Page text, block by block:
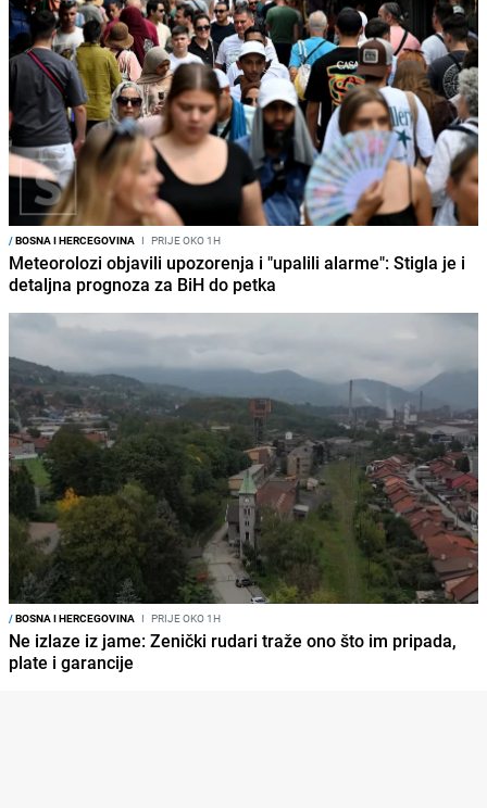
/BOSNA I HERCEGOVINA I PRIJE OKO 1H
Meteorolozi objavili upozorenja i "upalili alarme": Stigla je i
detaljna prognoza za BiH do petka
/BOSNA I HERCEGOVINA I PRIJE OKO 1H
Ne izlaze iz jame: Zenički rudari traže ono što im pripada,
plate i garancije